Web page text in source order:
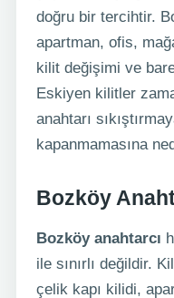
doğru bir tercihtir.
apartman, ofis,
kilit değişimi ve
Eskiyen kilitler
anahtarı
kapanmamasına
Bozköy
Bozköy anahtarcı
ile sınırlı değildir.
çelik kapı kilidi,